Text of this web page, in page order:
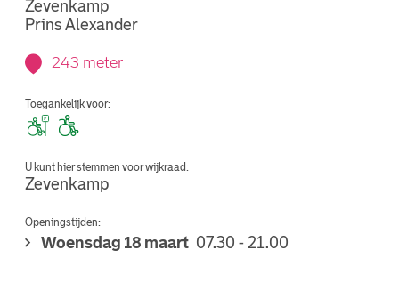
Zevenkamp
Prins Alexander
243 meter
Toegankelijk voor:
U kunt hier stemmen voor wijkraad:
Zevenkamp
Openingstijden:
Woensdag 18 maart 07.30 - 21.00